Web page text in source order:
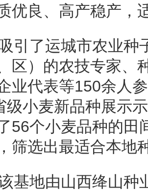
优良、高产稳产，
引了运城市农业种
区）的农技专家、
业代表等150余人
级小麦新品种展示
56个小麦品种的田
筛选出最适合本地
基地由山西绛山种